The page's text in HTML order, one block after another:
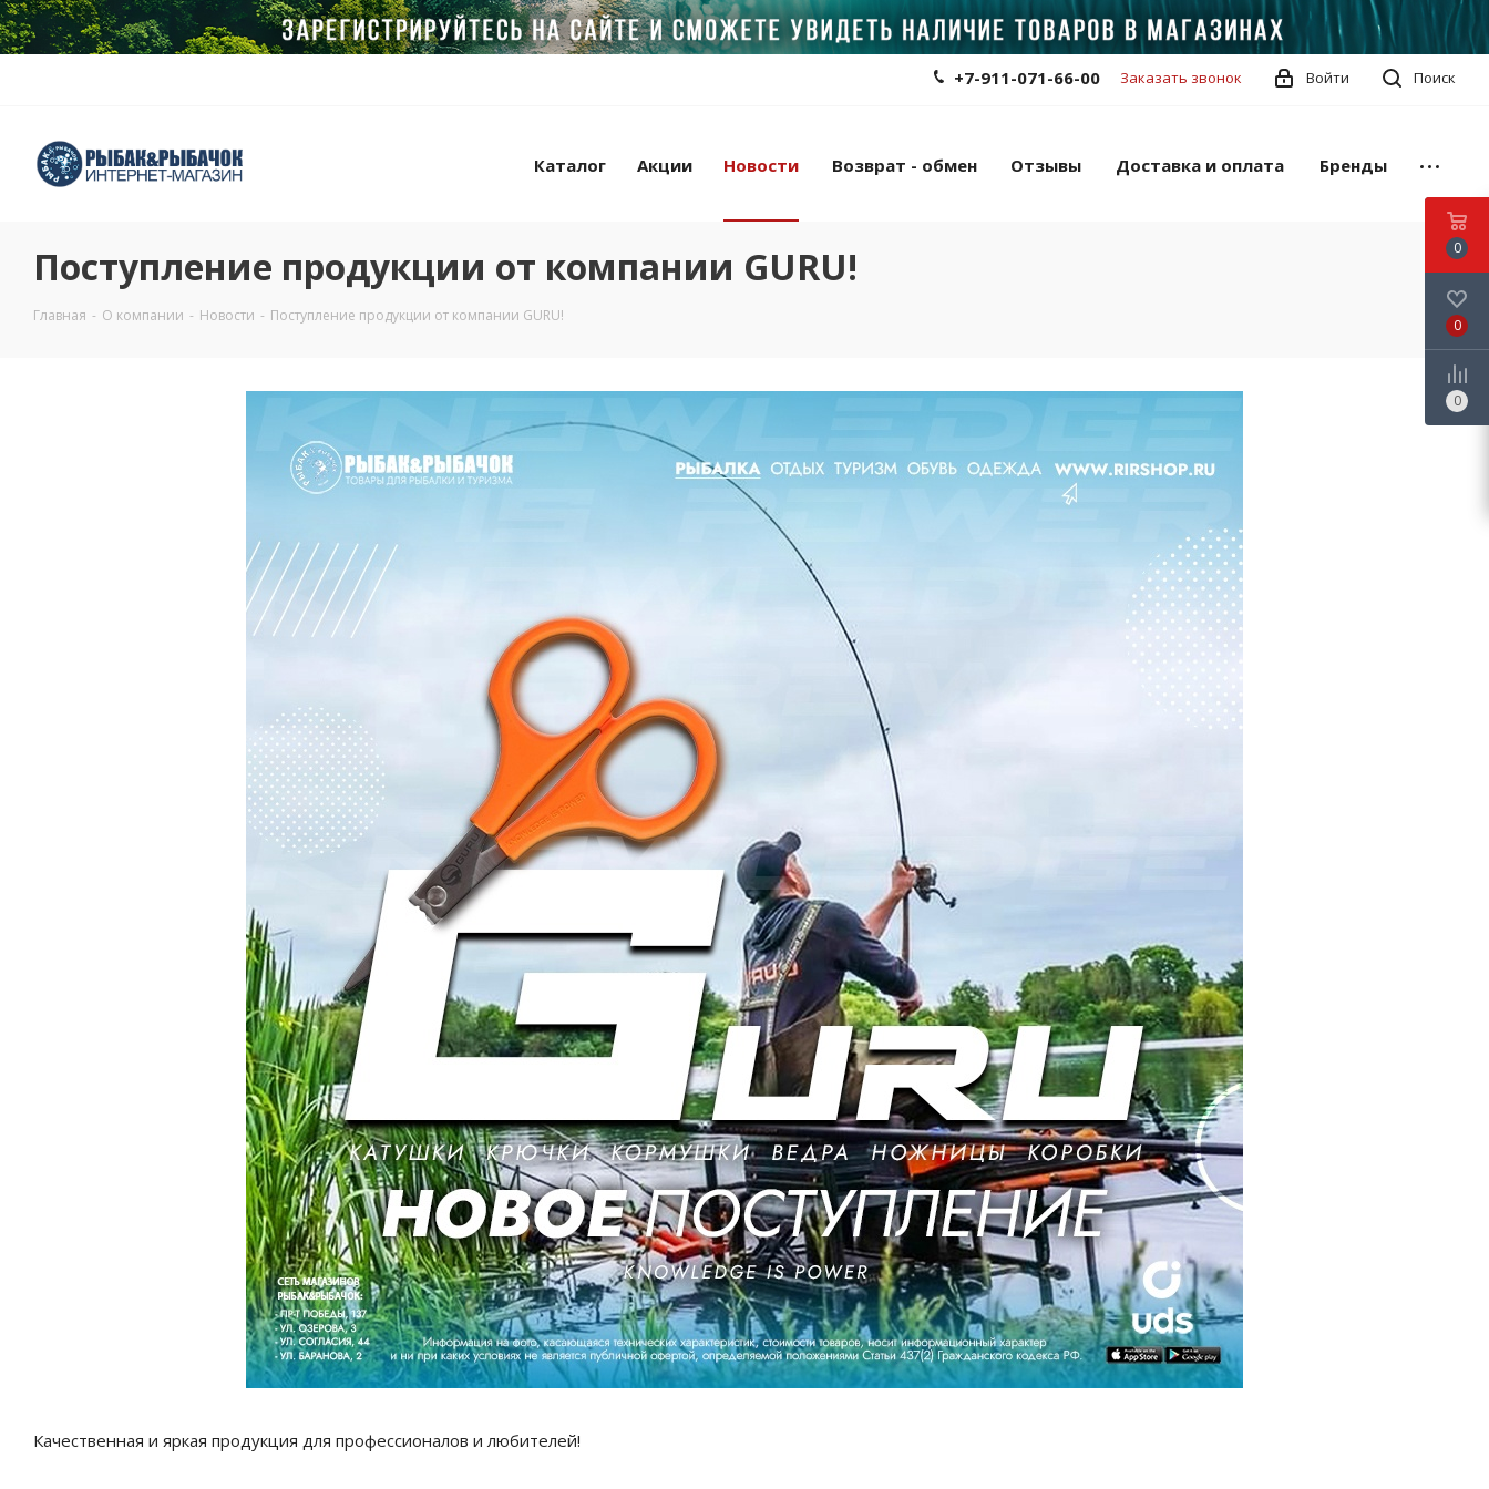
Поиск
Войти
+7-911-071-66-00 Заказать звонок
Каталог Акции Новости Возврат - обмен Отзывы Доставка и оплата Бренды
Поступление продукции от компании GURU!
Главная - О компании - Новости - Поступление продукции от компании GURU!
Качественная и яркая продукция для профессионалов и любителей!
0
0
0